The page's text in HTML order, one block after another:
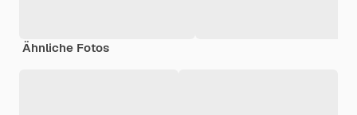
Ähnliche Fotos